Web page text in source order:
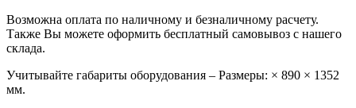
Возможна оплата по наличному и безналичному расчету.
Также Вы можете оформить бесплатный самовывоз с нашего
склада.
Учитывайте габариты оборудования – Размеры: × 890 × 1352
мм.